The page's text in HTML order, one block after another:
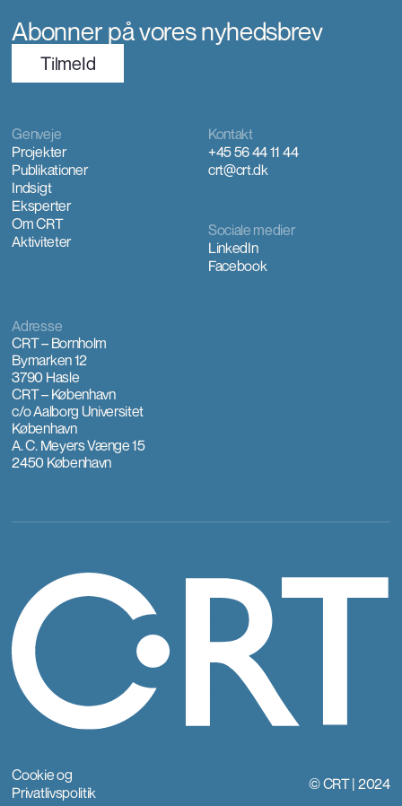
Abonner på vores nyhedsbrev
TilmeId
Kontakt
+45 56 44 11 44
crt@crt.dk
Genveje
Projekter
Publikationer
Indsigt
Eksperter
Om CRT
Aktiviteter
Sociale medier
LinkedIn
Facebook
Adresse
CRT – Bornholm
Bymarken 12
3790 Hasle
CRT – København
c/o Aalborg Universitet
København
A. C. Meyers Vænge 15
2450 København
Cookie og
Privatlivspolitik
© CRT | 2024